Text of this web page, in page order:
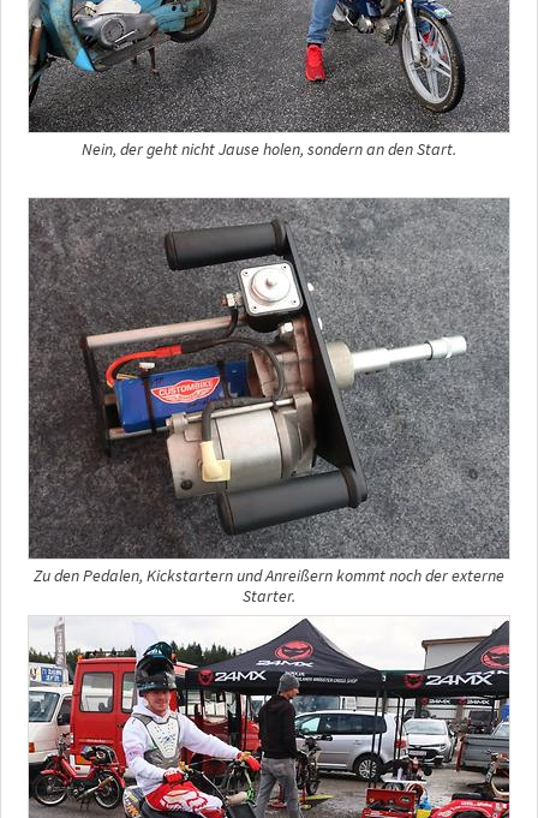
Nein, der geht nicht Jause holen, sondern an den Start.
Zu den Pedalen, Kickstartern und Anreißern kommt noch der externe
Starter.